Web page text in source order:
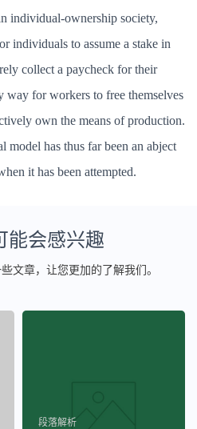
individual-ownership society,
individuals to assume a stake in
collect a paycheck for their
way for workers to free themselves
own the means of production.
model has thus far been an abject
it has been attempted.
能会感兴趣
文章，让您更加的了解我们。
段落解析